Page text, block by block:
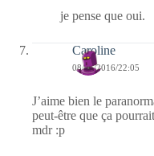
je pense que oui.
Caroline
08/01/2016/22:05
J’aime bien le
peut-être que ça
mdr :p